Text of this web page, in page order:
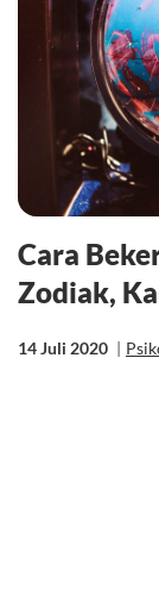
Cara
Zodiak,
14 Juli 2020 |